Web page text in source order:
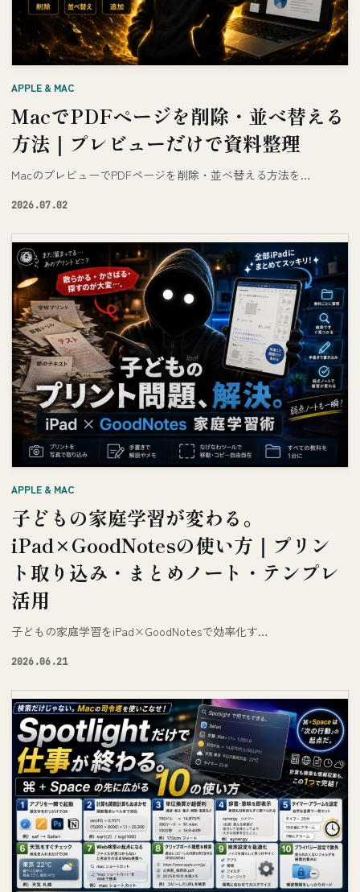
APPLE & MAC
MacでPDFページを削除・並べ替える
方法｜プレビューだけで資料整理
MacのプレビューでPDFページを削除・並べ替える方法を…
2026.07.02
APPLE & MAC
子どもの家庭学習が変わる。
iPad×GoodNotesの使い方｜プリン
ト取り込み・まとめノート・テンプレ
活用
子どもの家庭学習をiPad×GoodNotesで効率化す…
2026.06.21